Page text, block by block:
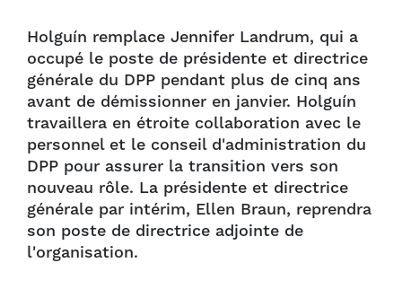
Holguín remplace Jennifer Landrum, qui a
occupé le poste de présidente et directrice
générale du DPP pendant plus de cinq ans
avant de démissionner en janvier. Holguín
travaillera en étroite collaboration avec le
personnel et le conseil d'administration du
DPP pour assurer la transition vers son
nouveau rôle. La présidente et directrice
générale par intérim, Ellen Braun, reprendra
son poste de directrice adjointe de
l'organisation.